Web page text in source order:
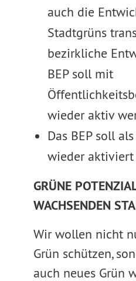
auch die
Stadtgrüns
bezirkliche
BEP soll mit
wieder aktiv
Das BEP soll
wieder aktiviert
GRÜNE
WACHSENDEN
Wir wollen nicht
Grün schützen,
auch neues Grün